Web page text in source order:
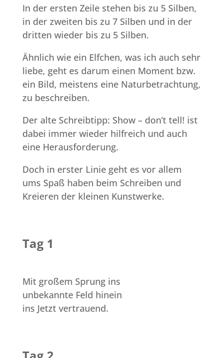
In der ersten Zeile stehen bis zu 5 Silben,
in der zweiten bis zu 7 Silben und in der
dritten wieder bis zu 5 Silben.
Ähnlich wie ein Elfchen, was ich auch sehr
liebe, geht es darum einen Moment bzw.
ein Bild, meistens eine Naturbetrachtung,
zu beschreiben.
Der alte Schreibtipp: Show – don’t tell! ist
dabei immer wieder hilfreich und auch
eine Herausforderung.
Doch in erster Linie geht es vor allem
ums Spaß haben beim Schreiben und
Kreieren der kleinen Kunstwerke.
Tag 1
Mit großem Sprung ins
unbekannte Feld hinein
ins Jetzt vertrauend.